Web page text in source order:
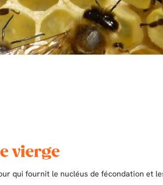
vierge
qui fournit le nucléus de fécondation et